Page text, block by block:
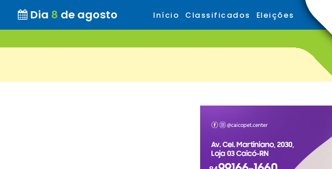
Dia 8 de agosto Início Classificados Eleições